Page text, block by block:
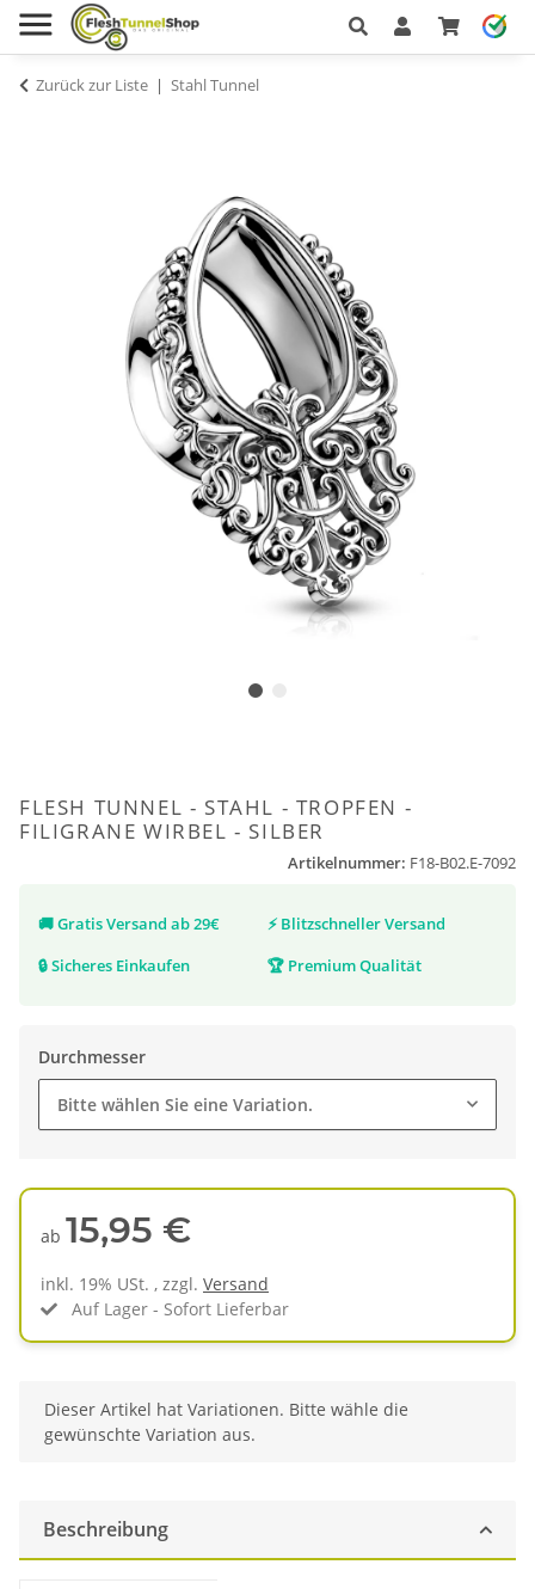
Zurück zur Liste Stahl Tunnel
FLESH TUNNEL - STAHL - TROPFEN -
FILIGRANE WIRBEL - SILBER
Artikelnummer: F18-B02.E-7092
🚚Gratis Versand ab 29€ ⚡ Blitzschneller Versand
🔒Sicheres Einkaufen 🏆 Premium Qualität
Durchmesser
Bitte wählen Sie eine Variation.
ab 15,95 €
inkl. 19% USt. , zzgl. Versand
Auf Lager - Sofort Lieferbar
x
Dieser Artikel hat Variationen. Bitte wähle die
gewünschte Variation aus.
Beschreibung